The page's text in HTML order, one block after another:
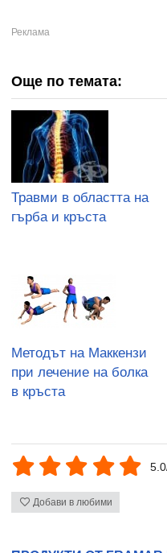
Още по темата:
Травми в областта на
гърба и кръста
Методът на Маккензи
при лечение на болка
в кръста
Добави в любими